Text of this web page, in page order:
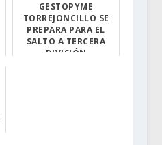
GESTOPYME
TORREJONCILLO SE
PREPARA PARA EL
SALTO A TERCERA
DIVISIÓN